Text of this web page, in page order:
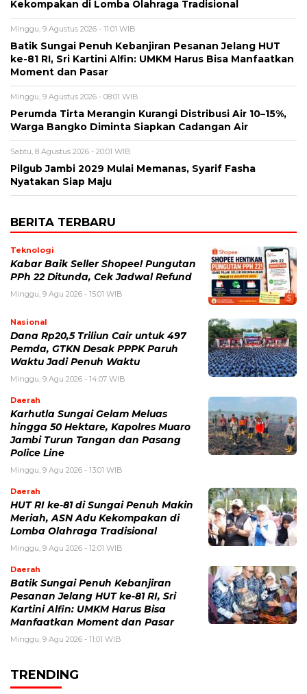
Kekompakan di Lomba Olahraga Tradisional
Minggu, 9 Agustus 2026 - 11:01 WIB
Batik Sungai Penuh Kebanjiran Pesanan Jelang HUT
ke-81 RI, Sri Kartini Alfin: UMKM Harus Bisa Manfaatkan
Moment dan Pasar
Minggu, 9 Agustus 2026 - 08:01 WIB
Perumda Tirta Merangin Kurangi Distribusi Air 10–15%,
Warga Bangko Diminta Siapkan Cadangan Air
Sabtu, 8 Agustus 2026 - 20:01 WIB
Pilgub Jambi 2029 Mulai Memanas, Syarif Fasha
Nyatakan Siap Maju
BERITA TERBARU
Teknologi
Kabar Baik Seller Shopee! Pungutan
PPh 22 Ditunda, Cek Jadwal Refund
Minggu, 9 Agu 2026 - 15:01 WIB
Nasional
Dana Rp20,5 Triliun Cair untuk 497
Pemda, GTKN Desak PPPK Paruh
Waktu Jadi Penuh Waktu
Minggu, 9 Agu 2026 - 14:07 WIB
Daerah
Karhutla Sungai Gelam Meluas
hingga 50 Hektare, Kapolres Muaro
Jambi Turun Tangan dan Pasang
Police Line
Minggu, 9 Agu 2026 - 13:01 WIB
Daerah
HUT RI ke-81 di Sungai Penuh Makin
Meriah, ASN Adu Kekompakan di
Lomba Olahraga Tradisional
Minggu, 9 Agu 2026 - 12:01 WIB
Daerah
Batik Sungai Penuh Kebanjiran
Pesanan Jelang HUT ke-81 RI, Sri
Kartini Alfin: UMKM Harus Bisa
Manfaatkan Moment dan Pasar
Minggu, 9 Agu 2026 - 11:01 WIB
TRENDING